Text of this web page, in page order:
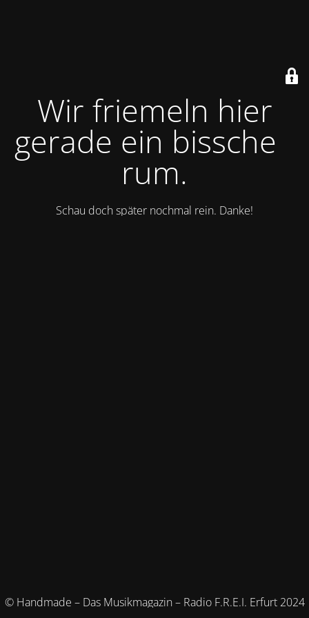
Wir friemeln hier
gerade ein bisschen
rum.
Schau doch später nochmal rein. Danke!
© Handmade – Das Musikmagazin – Radio F.R.E.I. Erfurt 2024